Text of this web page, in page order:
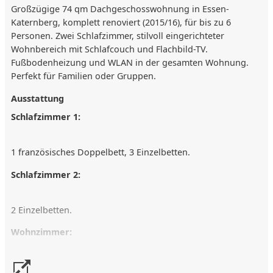
Großzügige 74 qm Dachgeschosswohnung in Essen-
Katernberg, komplett renoviert (2015/16), für bis zu 6
Personen. Zwei Schlafzimmer, stilvoll eingerichteter
Wohnbereich mit Schlafcouch und Flachbild-TV.
Fußbodenheizung und WLAN in der gesamten Wohnung.
Perfekt für Familien oder Gruppen.
Ausstattung
Schlafzimmer 1:
1 französisches Doppelbett, 3 Einzelbetten.
Schlafzimmer 2:
2 Einzelbetten.
Wohnzimmer:
Schlafcouch, Flachbild-TV (DVB-T).